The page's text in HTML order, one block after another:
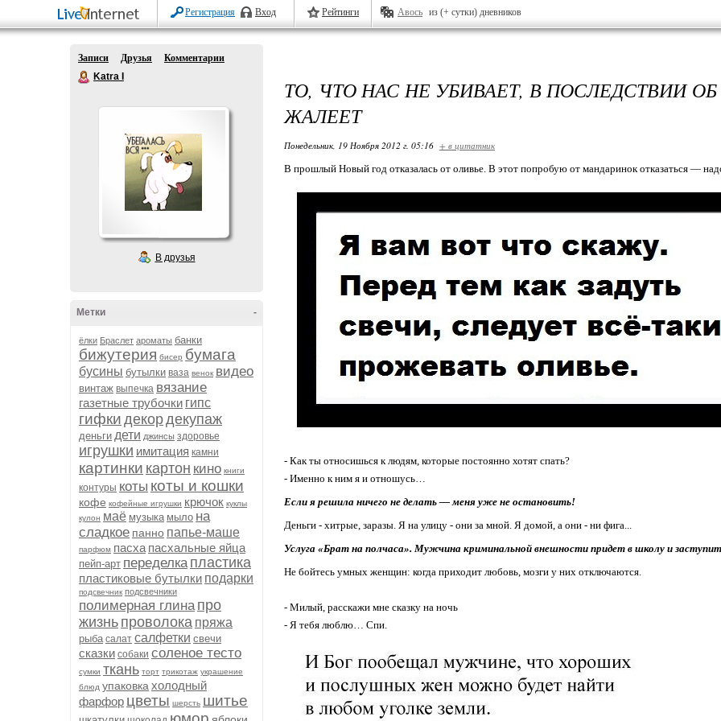
Регистрация Вход Рейтинги Авось из (+ сутки) дневников
Записи Друзья
Комментарии
Katra I
В друзья
-
Метки
ёлки Браслет ароматы банки
бижутерия бисер бумага
бусины бутылки ваза венок видео
винтаж выпечка вязание
газетные трубочки гипс
гифки декордекупаж
деньги дети джинсы здоровье
игрушки имитация камни
картинки картон кино книги
контуры коты коты и кошки
кофе кофейные игрушки крючок куклы
кулон маё музыка мыло на
сладкое панно папье-маше
парфюм пасха пасхальные яйца
пейп-арт переделка пластика
пластиковые бутылки подарки
подсвечник подсвечники
полимерная глина про
жизнь проволока пряжа
рыба салат салфетки свечи
сказки собаки соленое тесто
сумки ткань торт трикотаж украшение
блюд упаковка холодный
фарфор цветы шерсть шитье
ТО, ЧТО НАС НЕ УБИВАЕТ, В ПОСЛЕДСТВИИ
ЖАЛЕЕТ
Понедельник, 19 Ноября 2012 г. 05:16 + в цитатник
В прошлый Новый год отказалась от оливье. В этот попробую от мандаринок отказаться —
- Как ты относишься к людям, которые постоянно хотят спать?
- Именно к ним я и отношусь…
Если я решила ничего не делать — меня уже не остановить!
Деньги - хитрые, заразы. Я на улицу - они за мной. Я домой, а они - ни фига...
Услуга «Брат на полчаса». Мужчина криминальной внешности придет в школу и
Не бойтесь умных женщин: когда приходит любовь, мозги у них отключаются.
- Милый, расскажи мне сказку на ночь
- Я тебя люблю… Спи.